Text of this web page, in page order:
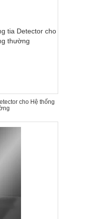
cho Hệ thống